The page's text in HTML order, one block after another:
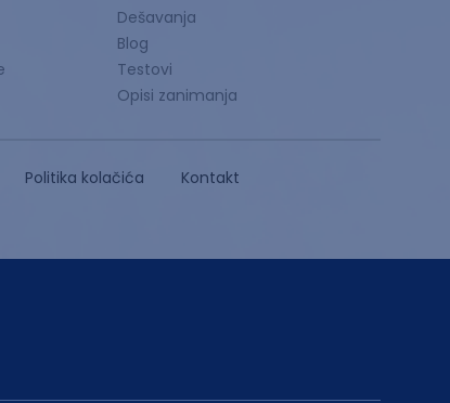
Dešavanja
Blog
Testovi
Opisi zanimanja
Politika kolačića Kontakt